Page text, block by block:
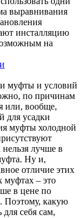
выравнивания
инсталляцию
на
муфты и условий
по причинам
или, вообще,
для усадки
муфты холодной
лучше в
Ну и,
отличие этих
муфтах – это
в цене по
Поэтому, какую
себя сам,